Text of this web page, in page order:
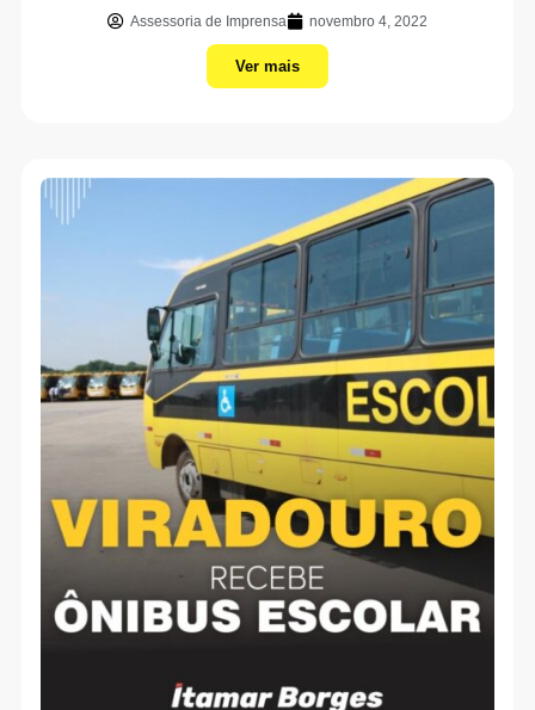
Assessoria de Imprensa novembro 4, 2022
Ver mais